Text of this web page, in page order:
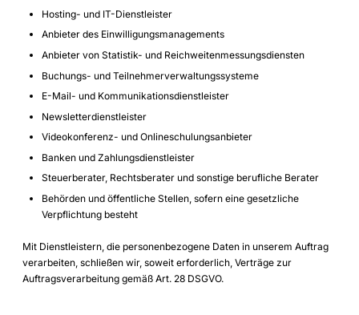
Hosting- und IT-Dienstleister
Anbieter des Einwilligungsmanagements
Anbieter von Statistik- und Reichweitenmessungsdiensten
Buchungs- und Teilnehmerverwaltungssysteme
E-Mail- und Kommunikationsdienstleister
Newsletterdienstleister
Videokonferenz- und Onlineschulungsanbieter
Banken und Zahlungsdienstleister
Steuerberater, Rechtsberater und sonstige berufliche Berater
Behörden und öffentliche Stellen, sofern eine gesetzliche
Verpflichtung besteht
Mit Dienstleistern, die personenbezogene Daten in unserem Auftrag
verarbeiten, schließen wir, soweit erforderlich, Verträge zur
Auftragsverarbeitung gemäß Art. 28 DSGVO.